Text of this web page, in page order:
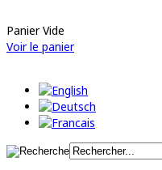
Panier Vide
Voir le panier